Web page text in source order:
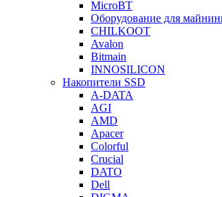
MicroBT
Оборудование для
CHILKOOT
Avalon
Bitmain
INNOSILICON
Накопители SSD
A-DATA
AGI
AMD
Apacer
Colorful
Crucial
DATO
Dell